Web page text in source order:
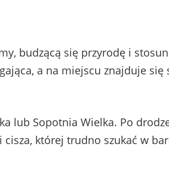
budzącą się przyrodę i
a na miejscu znajduje się
lub Sopotnia Wielka. Po
której trudno szukać w